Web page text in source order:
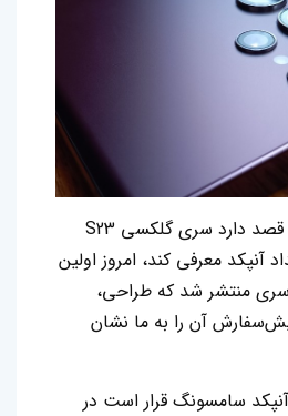
در حالی‌که سامسونگ قصد دارد سری گلکسی S23
آنپکد معرفی کند، امروز اولین
سری منتشر شد که طراحی،
آن را به ما نشان
سامسونگ قرار است در